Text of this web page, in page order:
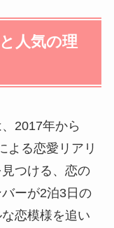
人気の理
2017年から
よる恋愛リアリ
つける、恋の
ーが2泊3日の
恋模様を追い